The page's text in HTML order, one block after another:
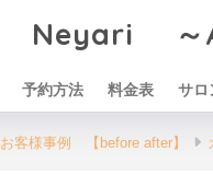
Neyari ～
予約方法 料金表 サロ
お客様事例 【before after】